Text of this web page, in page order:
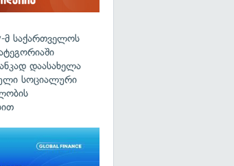
საქართველოს
დაასახელა
სოციალური